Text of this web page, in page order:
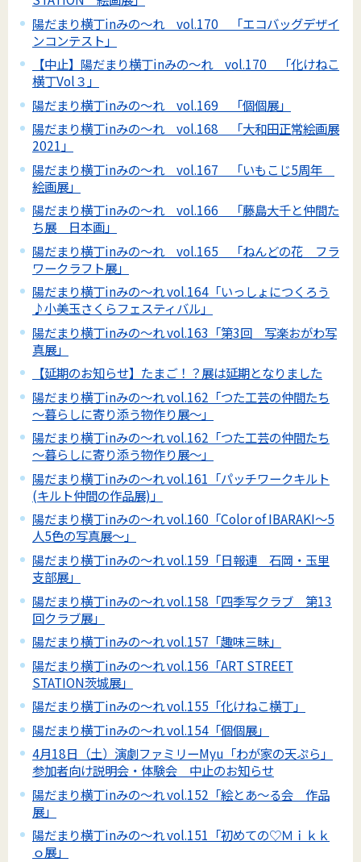
陽だまり横丁inみの～れ vol.170 「エコバッグデザイ
ンコンテスト」
【中止】陽だまり横丁inみの～れ vol.170 「化けねこ
横丁Vol３」
陽だまり横丁inみの～れ vol.169 「個個展」
陽だまり横丁inみの～れ vol.168 「大和田正常絵画展
2021」
陽だまり横丁inみの～れ vol.167 「いもこじ5周年
絵画展」
陽だまり横丁inみの～れ vol.166 「藤島大千と仲間た
ち展 日本画」
陽だまり横丁inみの～れ vol.165 「ねんどの花 フラ
ワークラフト展」
陽だまり横丁inみの～れ vol.164「いっしょにつくろう
♪小美玉さくらフェスティバル」
陽だまり横丁inみの～れ vol.163「第3回 写楽おがわ写
真展」
【延期のお知らせ】たまご！？展は延期となりました
陽だまり横丁inみの～れ vol.162「つた工芸の仲間たち
～暮らしに寄り添う物作り展～」
陽だまり横丁inみの～れ vol.162「つた工芸の仲間たち
～暮らしに寄り添う物作り展～」
陽だまり横丁inみの～れ vol.161「パッチワークキルト
(キルト仲間の作品展)」
陽だまり横丁inみの～れ vol.160「Color of IBARAKI～5
人5色の写真展～」
陽だまり横丁inみの～れ vol.159「日報連 石岡・玉里
支部展」
陽だまり横丁inみの～れ vol.158「四季写クラブ 第13
回クラブ展」
陽だまり横丁inみの～れ vol.157「趣味三昧」
陽だまり横丁inみの～れ vol.156「ART STREET
STATION茨城展」
陽だまり横丁inみの～れ vol.155「化けねこ横丁」
陽だまり横丁inみの～れ vol.154「個個展」
4月18日（土）演劇ファミリーMyu「わが家の天ぷら」
参加者向け説明会・体験会 中止のお知らせ
陽だまり横丁inみの～れ vol.152「絵とあ～る会 作品
展」
陽だまり横丁inみの～れ vol.151「初めての♡Ｍｉｋｋ
ｏ展」